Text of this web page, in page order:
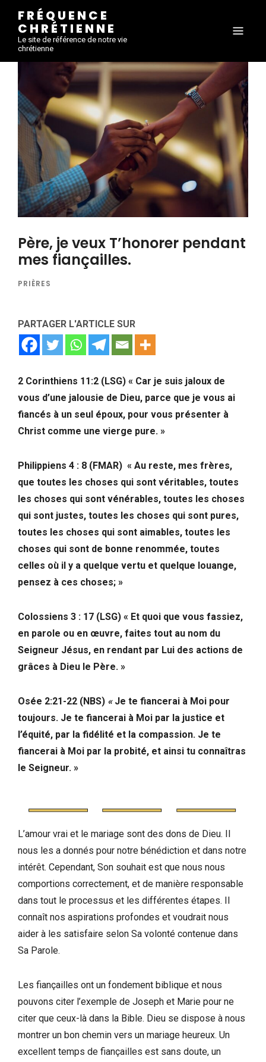
FRÉQUENCE
CHRÉTIENNE
Le site de référence de notre vie
chrétienne
Père, je veux T’honorer pendant
mes fiançailles.
PRIÈRES
PARTAGER L'ARTICLE SUR
2 Corinthiens 11:2 (LSG) « Car je suis jaloux de
vous d’une jalousie de Dieu, parce que je vous ai
fiancés à un seul époux, pour vous présenter à
Christ comme une vierge pure. »
Philippiens 4 : 8 (FMAR) « Au reste, mes frères,
que toutes les choses qui sont véritables, toutes
les choses qui sont vénérables, toutes les choses
qui sont justes, toutes les choses qui sont pures,
toutes les choses qui sont aimables, toutes les
choses qui sont de bonne renommée, toutes
celles où il y a quelque vertu et quelque louange,
pensez à ces choses; »
Colossiens 3 : 17 (LSG) « Et quoi que vous fassiez,
en parole ou en œuvre, faites tout au nom du
Seigneur Jésus, en rendant par Lui des actions de
grâces à Dieu le Père. »
Osée 2:21-22 (NBS) « Je te fiancerai à Moi pour
toujours. Je te fiancerai à Moi par la justice et
l’équité, par la fidélité et la compassion. Je te
fiancerai à Moi par la probité, et ainsi tu connaîtras
le Seigneur. »
L’amour vrai et le mariage sont des dons de Dieu. Il
nous les a donnés pour notre bénédiction et dans notre
intérêt. Cependant, Son souhait est que nous nous
comportions correctement, et de manière responsable
dans tout le processus et les différentes étapes. Il
connaît nos aspirations profondes et voudrait nous
aider à les satisfaire selon Sa volonté contenue dans
Sa Parole.
Les fiançailles ont un fondement biblique et nous
pouvons citer l’exemple de Joseph et Marie pour ne
citer que ceux-là dans la Bible. Dieu se dispose à nous
montrer un bon chemin vers un mariage heureux. Un
excellent temps de fiançailles est sans doute, un